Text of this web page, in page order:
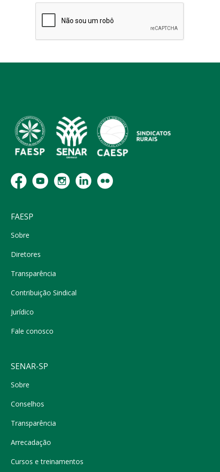
FAESP
Sobre
Diretores
Transparência
Contribuição Sindical
Jurídico
Fale conosco
SENAR-SP
Sobre
Conselhos
Transparência
Arrecadação
Cursos e treinamentos